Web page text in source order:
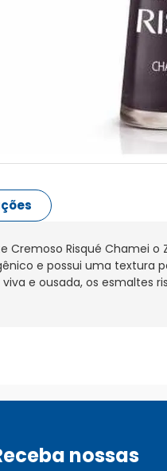
Cremoso Risqué Chamei o
e possui uma textura
e ousada, os esmaltes
nossas